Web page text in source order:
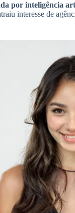
por inteligência
interesse de